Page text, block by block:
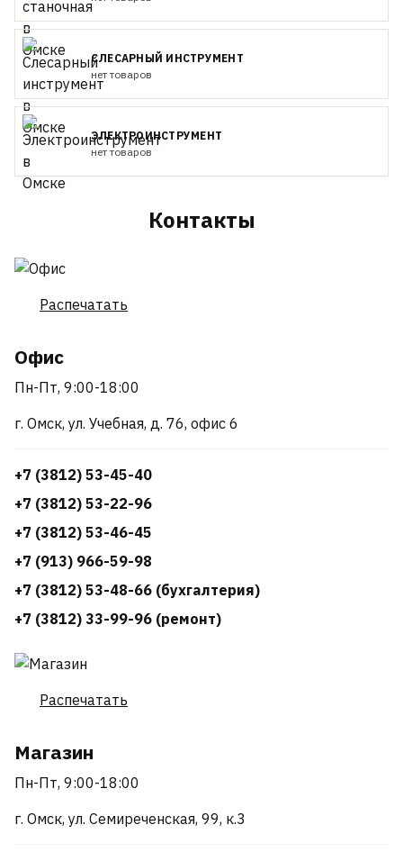
СЛЕСАРНЫЙ ИНСТРУМЕНТ
нет товаров
ЭЛЕКТРОИНСТРУМЕНТ
нет товаров
Контакты
Распечатать
Офис
Пн-Пт, 9:00-18:00
г. Омск, ул. Учебная, д. 76, офис 6
+7 (3812) 53-45-40
+7 (3812) 53-22-96
+7 (3812) 53-46-45
+7 (913) 966-59-98
+7 (3812) 53-48-66 (бухгалтерия)
+7 (3812) 33-99-96 (ремонт)
Распечатать
Магазин
Пн-Пт, 9:00-18:00
г. Омск, ул. Семиреченская, 99, к.3